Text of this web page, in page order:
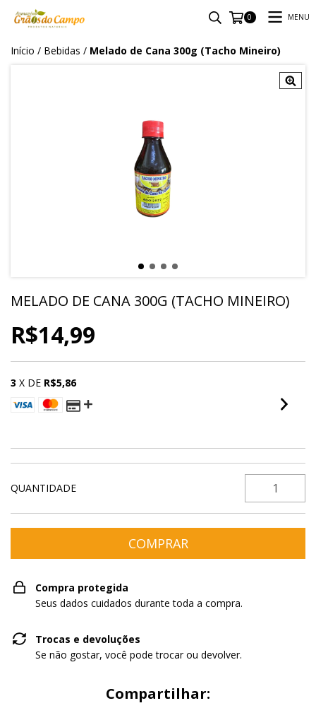
0 MENU
Início / Bebidas / Melado de Cana 300g (Tacho Mineiro)
MELADO DE CANA 300G (TACHO MINEIRO)
R$14,99
3 X DE R$5,86
QUANTIDADE
Compra protegida
Seus dados cuidados durante toda a compra.
Trocas e devoluções
Se não gostar, você pode trocar ou devolver.
Compartilhar: